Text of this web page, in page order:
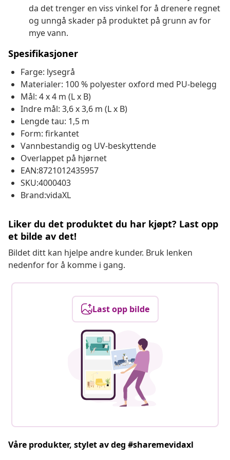
da det trenger en viss vinkel for å drenere regnet
og unngå skader på produktet på grunn av for
mye vann.
Spesifikasjoner
Farge: lysegrå
Materialer: 100 % polyester oxford med PU-belegg
Mål: 4 x 4 m (L x B)
Indre mål: 3,6 x 3,6 m (L x B)
Lengde tau: 1,5 m
Form: firkantet
Vannbestandig og UV-beskyttende
Overlappet på hjørnet
EAN:8721012435957
SKU:4000403
Brand:vidaXL
Liker du det produktet du har kjøpt? Last opp
et bilde av det!
Bildet ditt kan hjelpe andre kunder. Bruk lenken
nedenfor for å komme i gang.
Last opp bilde
Våre produkter, stylet av deg #sharemevidaxl